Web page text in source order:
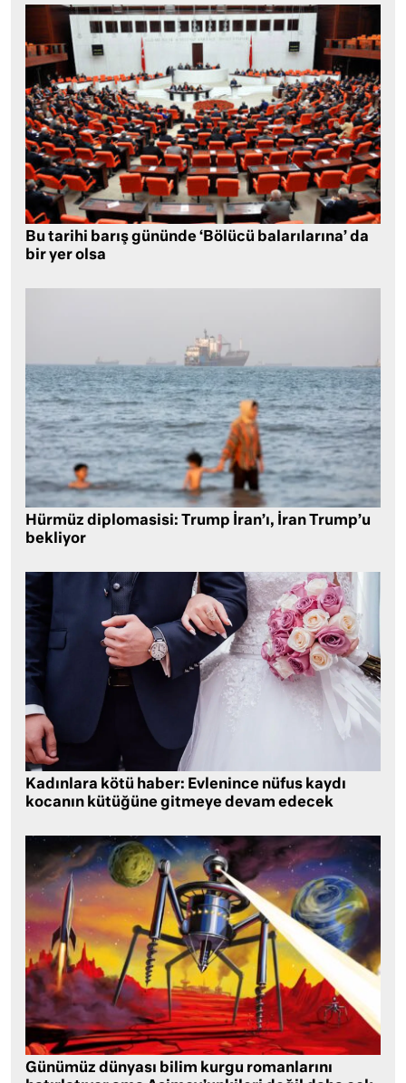
Bu tarihi barış gününde ‘Bölücü balarılarına’ da
bir yer olsa
Hürmüz diplomasisi: Trump İran’ı, İran Trump’u
bekliyor
Kadınlara kötü haber: Evlenince nüfus kaydı
kocanın kütüğüne gitmeye devam edecek
Günümüz dünyası bilim kurgu romanlarını